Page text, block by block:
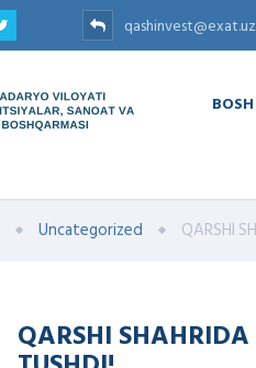
qashinvest@exat.uz
Uncategorized QARSHI
QARSHI